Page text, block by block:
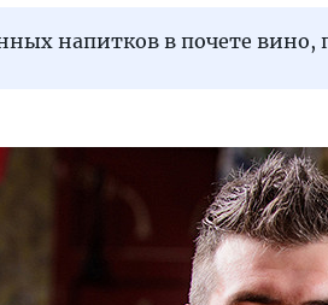
напитков в почете вино,